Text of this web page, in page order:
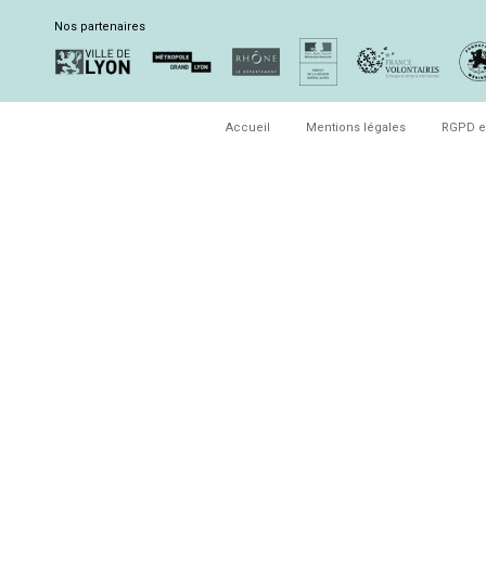
Nos partenaires
Accueil Mentions légales RGPD